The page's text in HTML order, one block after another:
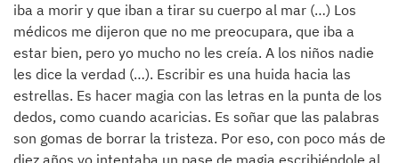
iba a morir y que iban a tirar su cuerpo al mar (…) Los
médicos me dijeron que no me preocupara, que iba a
estar bien, pero yo mucho no les creía. A los niños nadie
les dice la verdad (…). Escribir es una huida hacia las
estrellas. Es hacer magia con las letras en la punta de los
dedos, como cuando acaricias. Es soñar que las palabras
son gomas de borrar la tristeza. Por eso, con poco más de
diez años yo intentaba un pase de magia escribiéndole al